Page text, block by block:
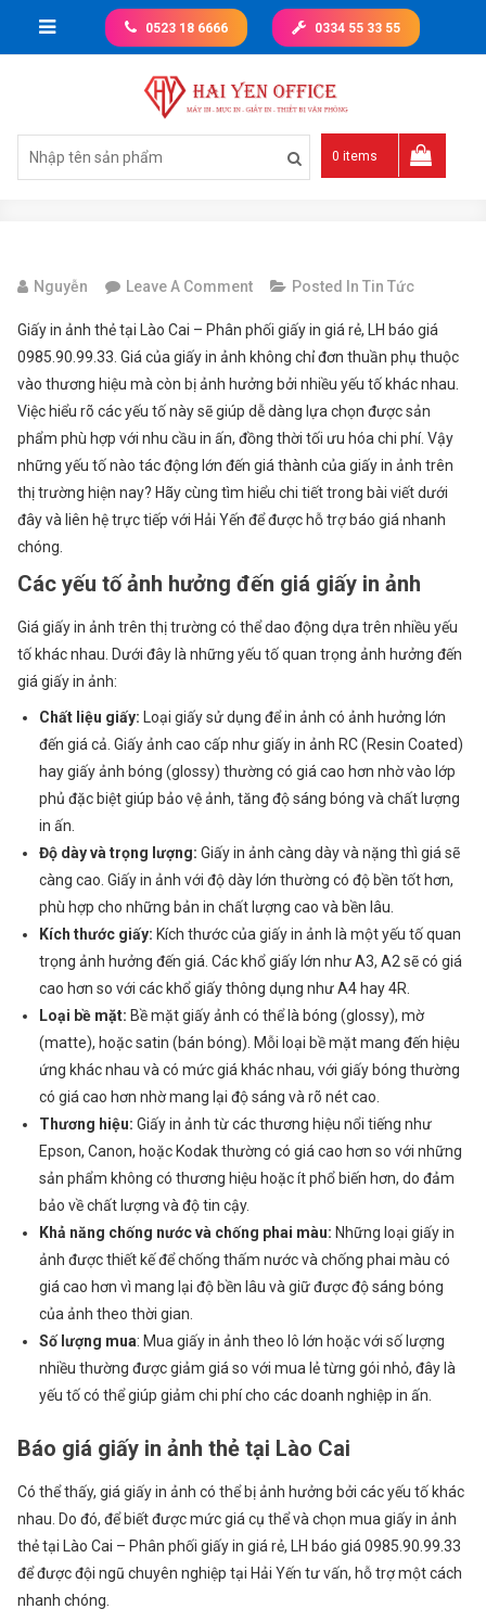
0523 18 6666 0334 55 33 55
Giá tốt nhất thị trường
0 items
Nguyễn Leave A CommentOn
In
Ảnh
Thẻ
Tại
Lào
Cai
–
Phân
Giấy
Giá
Rẻ,
Báo
Giá
0985.90.99.33
Posted In Tin Tức
Giấy in ảnh thẻ tại Lào Cai – Phân phối giấy in giá rẻ, LH báo giá
0985.90.99.33. Giá của giấy in ảnh không chỉ đơn thuần phụ thuộc
vào thương hiệu mà còn bị ảnh hưởng bởi nhiều yếu tố khác nhau.
Việc hiểu rõ các yếu tố này sẽ giúp dễ dàng lựa chọn được sản
phẩm phù hợp với nhu cầu in ấn, đồng thời tối ưu hóa chi phí. Vậy
những yếu tố nào tác động lớn đến giá thành của giấy in ảnh trên
thị trường hiện nay? Hãy cùng tìm hiểu chi tiết trong bài viết dưới
đây và liên hệ trực tiếp với Hải Yến để được hỗ trợ báo giá nhanh
chóng.
Các yếu tố ảnh hưởng đến giá giấy in ảnh
Giá giấy in ảnh trên thị trường có thể dao động dựa trên nhiều yếu
tố khác nhau. Dưới đây là những yếu tố quan trọng ảnh hưởng đến
giá giấy in ảnh:
Chất liệu giấy: Loại giấy sử dụng để in ảnh có ảnh hưởng lớn
đến giá cả. Giấy ảnh cao cấp như giấy in ảnh RC (Resin Coated)
hay giấy ảnh bóng (glossy) thường có giá cao hơn nhờ vào lớp
phủ đặc biệt giúp bảo vệ ảnh, tăng độ sáng bóng và chất lượng
in ấn.
Độ dày và trọng lượng: Giấy in ảnh càng dày và nặng thì giá sẽ
càng cao. Giấy in ảnh với độ dày lớn thường có độ bền tốt hơn,
phù hợp cho những bản in chất lượng cao và bền lâu.
Kích thước giấy: Kích thước của giấy in ảnh là một yếu tố quan
trọng ảnh hưởng đến giá. Các khổ giấy lớn như A3, A2 sẽ có giá
cao hơn so với các khổ giấy thông dụng như A4 hay 4R.
Loại bề mặt: Bề mặt giấy ảnh có thể là bóng (glossy), mờ
(matte), hoặc satin (bán bóng). Mỗi loại bề mặt mang đến hiệu
ứng khác nhau và có mức giá khác nhau, với giấy bóng thường
có giá cao hơn nhờ mang lại độ sáng và rõ nét cao.
Thương hiệu: Giấy in ảnh từ các thương hiệu nổi tiếng như
Epson, Canon, hoặc Kodak thường có giá cao hơn so với những
sản phẩm không có thương hiệu hoặc ít phổ biến hơn, do đảm
bảo về chất lượng và độ tin cậy.
Khả năng chống nước và chống phai màu: Những loại giấy in
ảnh được thiết kế để chống thấm nước và chống phai màu có
giá cao hơn vì mang lại độ bền lâu và giữ được độ sáng bóng
của ảnh theo thời gian.
Số lượng mua: Mua giấy in ảnh theo lô lớn hoặc với số lượng
nhiều thường được giảm giá so với mua lẻ từng gói nhỏ, đây là
yếu tố có thể giúp giảm chi phí cho các doanh nghiệp in ấn.
Báo giá giấy in ảnh thẻ tại Lào Cai
Có thể thấy, giá giấy in ảnh có thể bị ảnh hưởng bởi các yếu tố khác
nhau. Do đó, để biết được mức giá cụ thể và chọn mua giấy in ảnh
thẻ tại Lào Cai – Phân phối giấy in giá rẻ, LH báo giá 0985.90.99.33
để được đội ngũ chuyên nghiệp tại Hải Yến tư vấn, hỗ trợ một cách
nhanh chóng.